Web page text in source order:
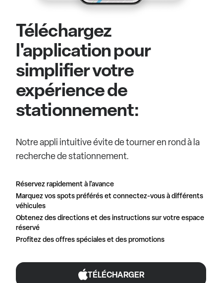
Téléchargez
l'application pour
simplifier votre
expérience de
stationnement:
Notre appli intuitive évite de tourner en rond à la
recherche de stationnement.
Réservez rapidement à l'avance
Marquez vos spots préférés et connectez-vous à différents
véhicules
Obtenez des directions et des instructions sur votre espace
réservé
Profitez des offres spéciales et des promotions
TÉLÉCHARGER